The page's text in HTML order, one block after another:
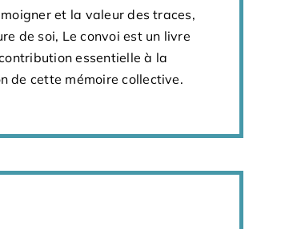
et la valeur des traces,
de soi, Le convoi est un livre
essentielle à la
de cette mémoire collective.